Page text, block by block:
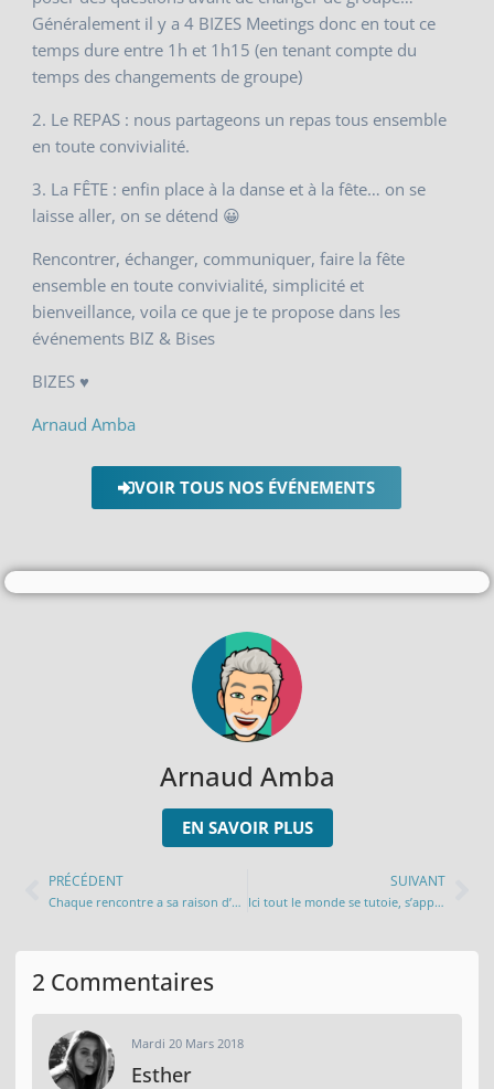
Généralement il y a 4 BIZES Meetings donc en tout ce
temps dure entre 1h et 1h15 (en tenant compte du
temps des changements de groupe)
2. Le REPAS : nous partageons un repas tous ensemble
en toute convivialité.
3. La FÊTE : enfin place à la danse et à la fête… on se
laisse aller, on se détend 😀
Rencontrer, échanger, communiquer, faire la fête
ensemble en toute convivialité, simplicité et
bienveillance, voila ce que je te propose dans les
événements BIZ & Bises
BIZES ♥
Arnaud Amba
VOIR TOUS NOS ÉVÉNEMENTS
Arnaud Amba
EN SAVOIR PLUS
PRÉCÉDENT
Chaque rencontre a sa raison d’être…
SUIVANT
Ici tout le monde se tutoie, s’appelle par son prénom et se fait des BIZES…
2 Commentaires
Mardi 20 Mars 2018
Esther